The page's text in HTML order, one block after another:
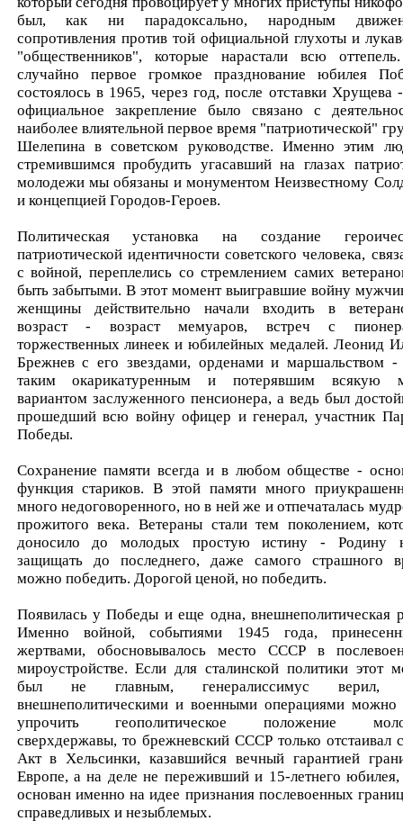
был, как ни парадоксально, народным
сопротивления против той официальной глухоты и
"общественников", которые нарастали всю
случайно первое громкое празднование юбилея
состоялось в 1965, через год, после отставки Хрущева
официальное закрепление было связано с
наиболее влиятельной первое время "патриотической"
Шелепина в советском руководстве. Именно этим
стремившимся пробудить угасавший на глазах
молодежи мы обязаны и монументом Неизвестному
и концепцией Городов-Героев.
Политическая установка на создание
патриотической идентичности советского человека,
с войной, переплелись со стремлением самих
быть забытыми. В этот момент выигравшие войну
женщины действительно начали входить в
возраст - возраст мемуаров, встреч с
торжественных линеек и юбилейных медалей. Леонид
Брежнев с его звездами, орденами и маршальством
таким окарикатуренным и потерявшим всякую
вариантом заслуженного пенсионера, а ведь был
прошедший всю войну офицер и генерал, участник
Победы.
Сохранение памяти всегда и в любом обществе -
функция стариков. В этой памяти много
много недоговоренного, но в ней же и отпечаталась
прожитого века. Ветераны стали тем поколением,
доносило до молодых простую истину - Родину
защищать до последнего, даже самого страшного
можно победить. Дорогой ценой, но победить.
Появилась у Победы и еще одна, внешнеполитическая
Именно войной, событиями 1945 года,
жертвами, обосновывалось место СССР в
мироустройстве. Если для сталинской политики этот
был не главным, генералиссимус верил,
внешнеполитическими и военными операциями
упрочить геополитическое положение
сверхдержавы, то брежневский СССР только отстаивал
Акт в Хельсинки, казавшийся вечный гарантией
Европе, а на деле не переживший и 15-летнего
основан именно на идее признания послевоенных
справедливых и незыблемых.